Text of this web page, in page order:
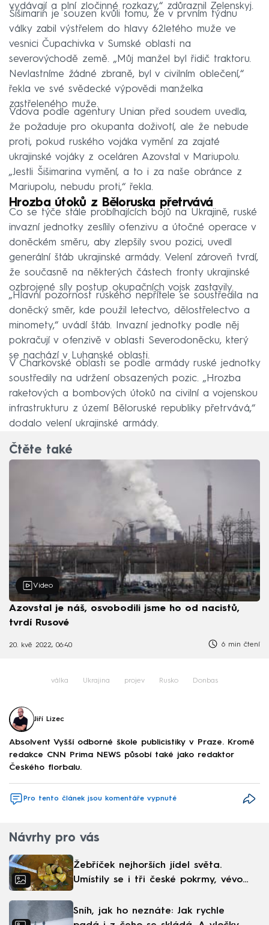
vydávají a plní zločinné rozkazy,“ zdůraznil Zelenskyj.
Šišimarin je souzen kvůli tomu, že v prvním týdnu
války zabil výstřelem do hlavy 62letého muže ve
vesnici Čupachivka v Sumské oblasti na
severovýchodě země. „Můj manžel byl řidič traktoru.
Nevlastníme žádné zbraně, byl v civilním oblečení,“
řekla ve své svědecké výpovědi manželka
zastřeleného muže.
Vdova podle agentury Unian před soudem uvedla,
že požaduje pro okupanta doživotí, ale že nebude
proti, pokud ruského vojáka vymění za zajaté
ukrajinské vojáky z oceláren Azovstal v Mariupolu.
„Jestli Šišimarina vymění, a to i za naše obránce z
Mariupolu, nebudu proti,“ řekla.
Hrozba útoků z Běloruska přetrvává
Co se týče stále probíhajících bojů na Ukrajině, ruské
invazní jednotky zesílily ofenzivu a útočné operace v
doněckém směru, aby zlepšily svou pozici, uvedl
generální štáb ukrajinské armády. Velení zároveň tvrdí,
že současně na některých částech fronty ukrajinské
ozbrojené síly postup okupačních vojsk zastavily.
„Hlavní pozornost ruského nepřítele se soustředila na
doněcký směr, kde použil letectvo, dělostřelectvo a
minomety,“ uvádí štáb. Invazní jednotky podle něj
pokračují v ofenzivě v oblasti Severodoněcku, který
se nachází v Luhanské oblasti.
V Charkovské oblasti se podle armády ruské jednotky
soustředily na udržení obsazených pozic. „Hrozba
raketových a bombových útoků na civilní a vojenskou
infrastrukturu z území Běloruské republiky přetrvává,“
dodalo velení ukrajinské armády.
Čtěte také
Video
Azovstal je náš, osvobodili jsme ho od nacistů,
tvrdí Rusové
20. kvě 2022, 06:40 6 min čtení
válka Ukrajina projev Rusko Donbas
Jiří Lizec
Absolvent Vyšší odborné škole publicistiky v Praze. Kromě
redakce CNN Prima NEWS působí také jako redaktor
Českého florbalu.
Pro tento článek jsou komentáře vypnuté
Návrhy pro vás
Žebříček nejhorších jídel světa.
Umístily se i tři české pokrmy, vévodí
Sníh, jak ho neznáte: Jak rychle